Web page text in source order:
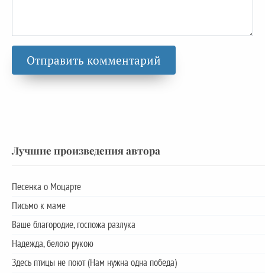
Лучшие произведения автора
Песенка о Моцарте
Письмо к маме
Ваше благородие, госпожа разлука
Надежда, белою рукою
Здесь птицы не поют (Нам нужна одна победа)